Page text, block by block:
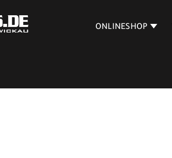
ONLINESHOP